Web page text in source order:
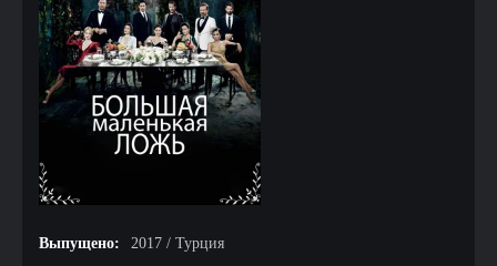
Выпущено:
2017 / Турция